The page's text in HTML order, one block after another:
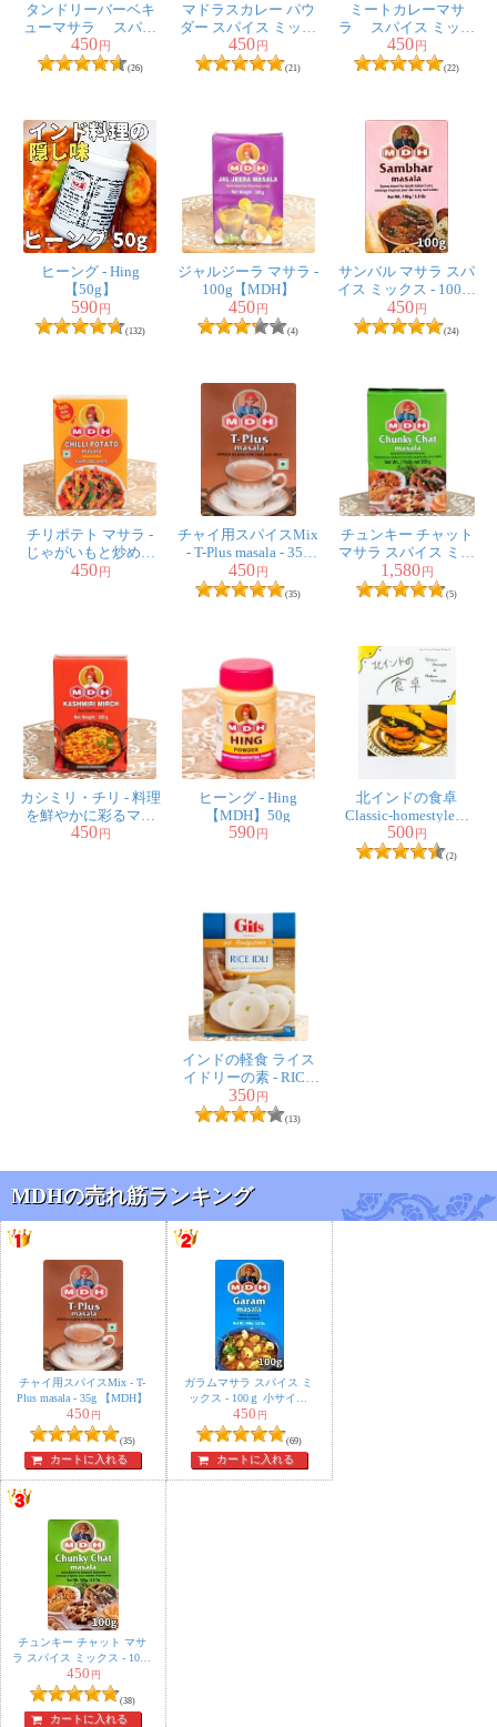
★ ★★★ meg様
インドでは果物にもかけて食べるそうですね。大根やき
ラダができます。塩味とマンゴーの酸味がきいてて、オ
イルなしでもおいしくいただけます。
の人が参考になったと言っています
★★ ★ ★★durga様
我家でのサラダには欠かせないスパイスの一つです。レ
タス、パプリカ、キュウリ、トマト、リンゴ、キウィ等
ラ、ヒマラヤ岩塩、ターメリック、ジンジャーパウダー
を振り掛け、良く混ぜると、エスニックサラダの完成。
これは美味い！お勧めです。エスニックチャーハン、野
菜炒め、薄切り焼肉、色々と使えて本当に重宝スパイス
です。
の人が参考になったと言っています
夏野菜にちょっとつけて食べると最高。
ビリヤニを食べるときに欲しいライタを作るときにも、
重宝。無糖のヨーグルトに、刻んだキュウリとチャット
マサラを適量入れる。最高。テイクアウトのビリヤニを
家で食べるときに、たっぷりライタを作って楽しみま
2人
適当にレタスなんかをちぎって、トマト、キュウリにミ
好きなものボウルに入れて、市販のレモン果汁をさーっ
このスパイスミックスをささっと適当に振りかけます。
そして混ぜる。おわり。
ノンオイルドレッシングよりコクがあって美味しい、ヘ
ルシーなお食事サラダが
簡単に出来ます。
ドレッシングのカロリーって馬鹿にならないので、ダイ
エット中の身には嬉しいスパイスです！
温野菜なんかにもかけて食べてます。
なくなったらまた買っちゃいます。
★★★★ dhrma様
我が家はこれが無いとサラダが作れない
ミックス豆・ヨーグルト・玉ねぎスライスにこれ！
時々切り干し大根(ビシャビシャ感をとばしてくれる)
和洋食選ばずです
タンドリーバーベキ
ューマサラ スパイ
ス ミックス - 100ｇ
【MDH】
450 円
(26)
マドラスカレー パウ
ダー スパイス ミック
ス - 100ｇ 小サイズ
【MDH】
450 円
(21)
ミートカレーマサ
ラ スパイス ミック
ス - 100ｇ 小サイズ
【MDH】
450 円
(22)
ヒーング - Hing
【50g】
590円
(132)
ジャルジーラ マサラ -
100g【MDH】
450円
(4)
サンバル マサラ スパ
イス ミックス - 100ｇ
小サイズ 【MDH】
450円
(24)
チリポテト マサラ -
じゃがいもと炒める
だけ！- 100g 小サイ
450円
チャイ用スパイスMix
- T-Plus masala - 35g
【MDH】
450円
(35)
チュンキー チャット
マサラ スパイス ミッ
クス - Chunky Chat
Masala - 500ｇ 大サイ
1,580円
(5)
カシミリ・チリ - 料理
を鮮やかに彩るマイ
ルドレッドチリ -
450 円
ヒーング - Hing
【MDH】50g
590 円
北インドの食卓
Classic-homestyle＆
Modern-homestyle
500 円
(2)
インドの軽食 ライス
イドリーの素 - RICE
IDLI Mix 【Gits】
350円
(13)
MDHの売れ筋ランキング
チャイ用スパイスMix - T-
Plus masala - 35g 【MDH】
450 円
(35)
カートに入れる
ガラムマサラ スパイス ミ
ックス - 100ｇ 小サイズ
【MDH】
450 円
(69)
カートに入れる
チュンキー チャット マサ
ラ スパイス ミックス - 100g
小サイズ 【MDH】
450 円
(38)
カートに入れる